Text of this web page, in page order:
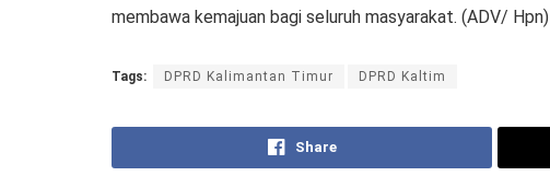
membawa kemajuan bagi seluruh masyarakat. (ADV/ Hpn)
Tags: DPRD Kalimantan Timur DPRD Kaltim
Share